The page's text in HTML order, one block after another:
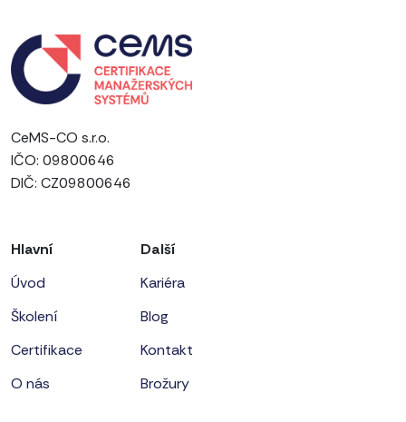
CeMS-CO s.r.o.
IČO: 09800646
DIČ: CZ09800646
Hlavní
Úvod
Školení
Certifikace
O nás
Další
Kariéra
Blog
Kontakt
Brožury